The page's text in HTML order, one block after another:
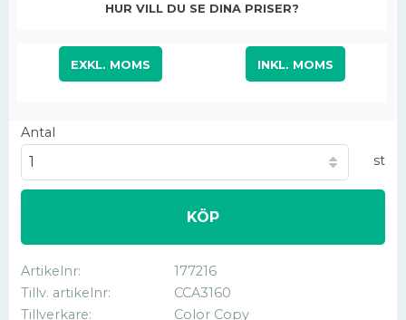
395,75
Antal
st
KÖP
Artikelnr
177216
Tillv. artikelnr
CCA3160
Tillverkare
Color Copy
HUR VILL DU SE DINA PRISER?
EXKL. MOMS INKL. MOMS